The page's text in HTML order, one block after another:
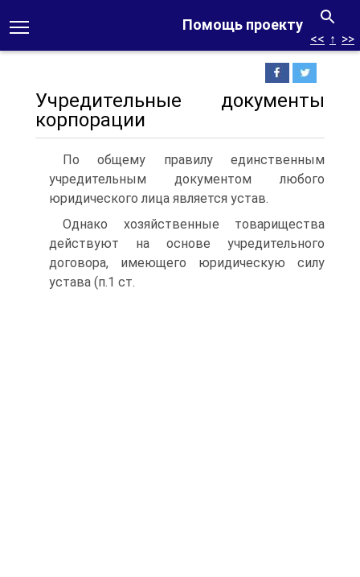
Помощь проекту
<< ↑ >>
Учредительные документы
корпорации
По общему правилу единственным
учредительным документом любого
юридического лица является устав.
Однако хозяйственные товарищества
действуют на основе учредительного
договора, имеющего юридическую силу
устава (п.1 ст.